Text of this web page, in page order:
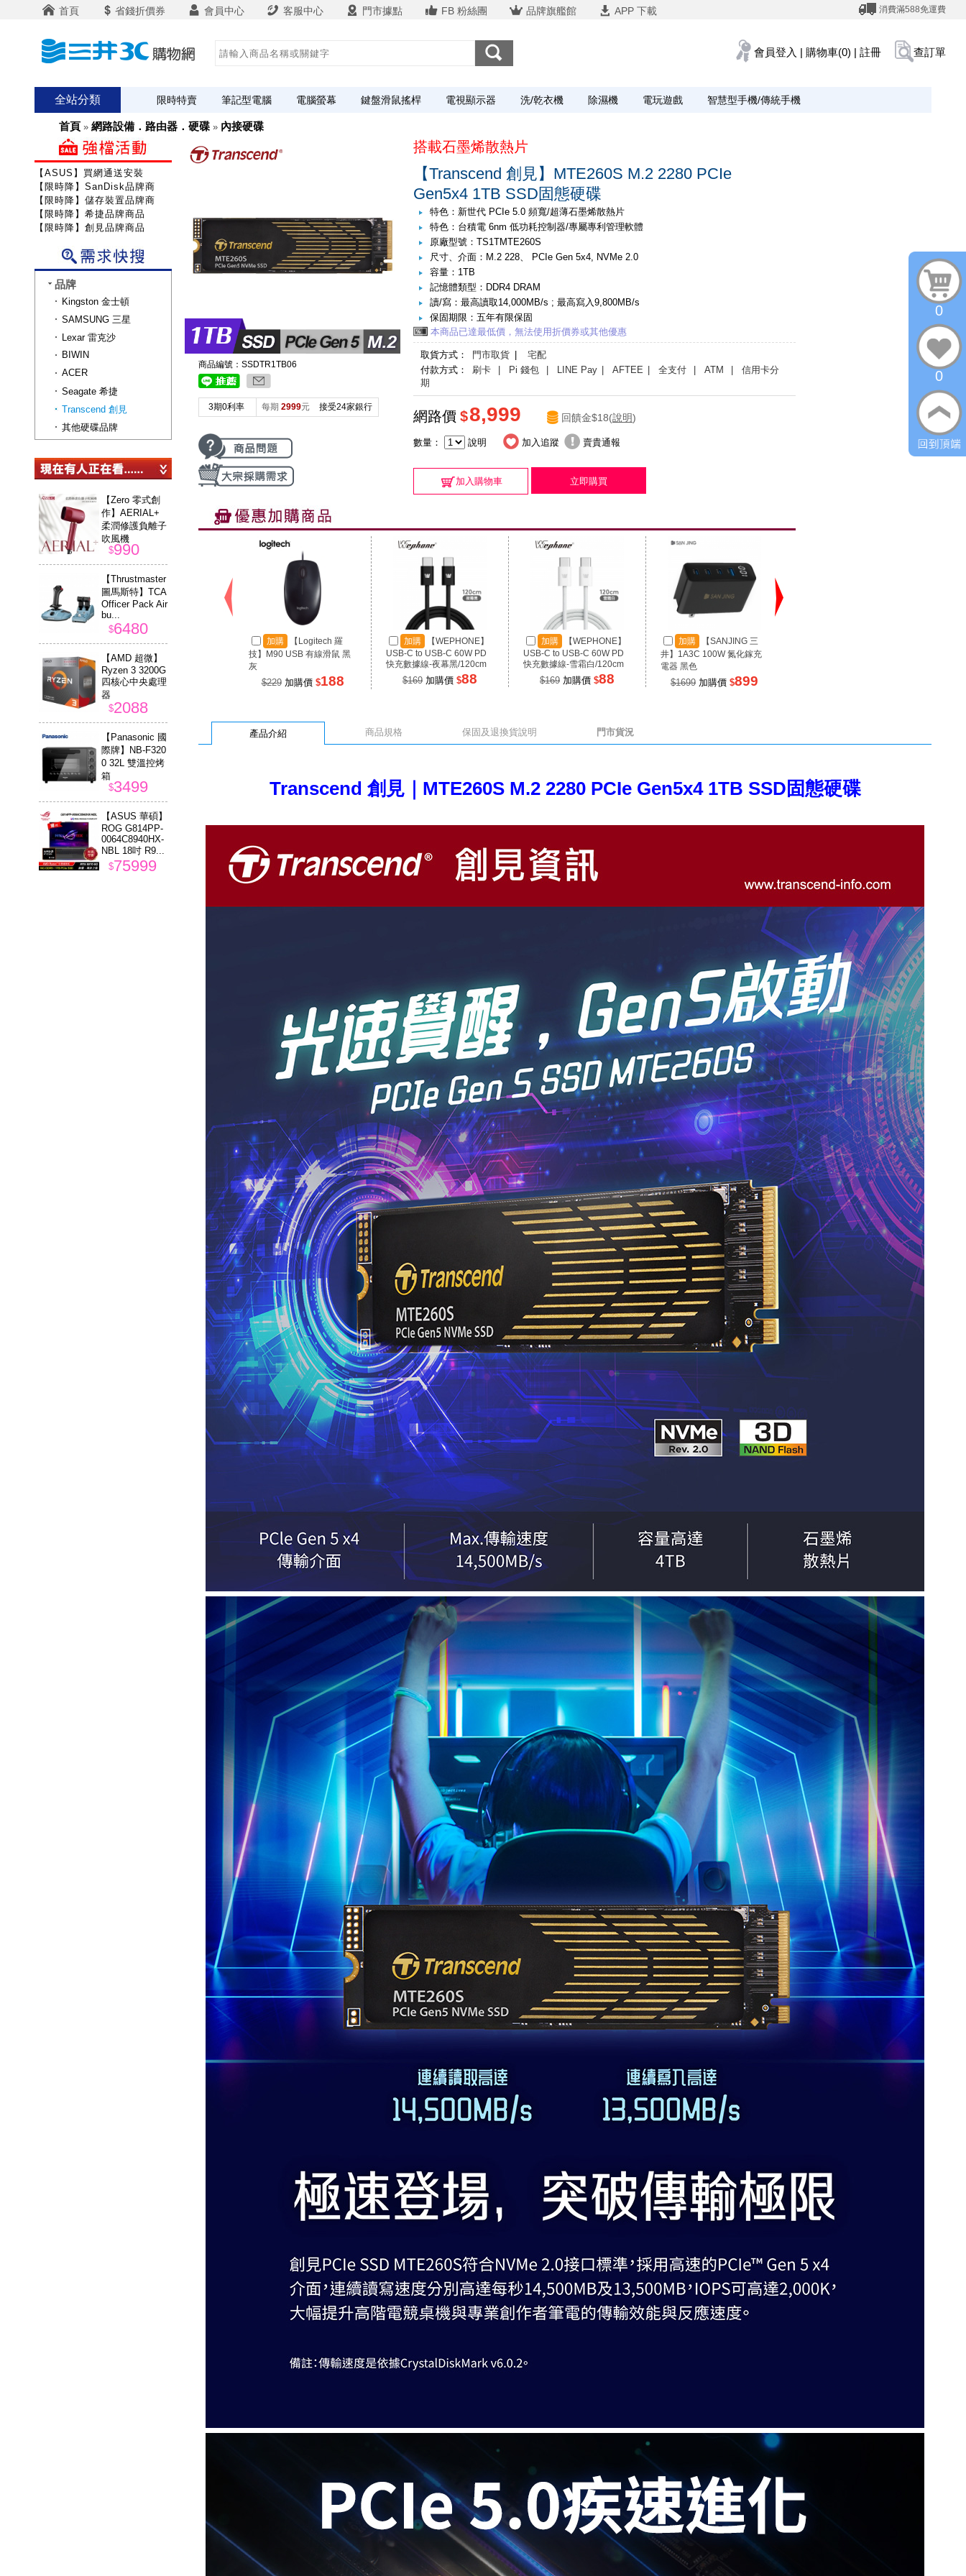
首頁 省錢折價券 會員中心 客服中心 門市據點 FB 粉絲團 品牌旗艦館 APP 下載 消費滿588免運費
會員登入 | 購物車(0) | 註冊 查訂單
全站分類 限時特賣 筆記型電腦 電腦螢幕 鍵盤滑鼠搖桿 電視顯示器 洗/乾衣機 除濕機 電玩遊戲 智慧型手機/傳統手機
首頁 » 網路設備．路由器．硬碟 » 內接硬碟
商品編號：SSDTR1TB06
3期0利率 每期 2999元 接受24家銀行
搭載石墨烯散熱片
【Transcend 創見】MTE260S M.2 2280 PCIe
Gen5x4 1TB SSD固態硬碟
特色：新世代 PCIe 5.0 頻寬/超薄石墨烯散熱片
特色：台積電 6nm 低功耗控制器/專屬專利管理軟體
原廠型號：TS1TMTE260S
尺寸、介面：M.2 228、 PCIe Gen 5x4, NVMe 2.0
容量：1TB
記憶體類型：DDR4 DRAM
讀/寫：最高讀取14,000MB/s ; 最高寫入9,800MB/s
保固期限：五年有限保固
本商品已達最低價，無法使用折價券或其他優惠
取貨方式： 門市取貨
宅配
付款方式：
刷卡 | Pi 錢包 | LINE Pay | AFTEE | 全支付 | ATM
| 信用卡分
期
網路價 $8,999 回饋金$18(說明)
數量： 說明 加入追蹤 賣貴通報
加入購物車 立即購買
加購
【Logitech 羅
技】M90 USB 有線滑鼠 黑
灰
$229加購價 $188
加購
【WEPHONE】
USB-C to USB-C 60W PD
快充數據線-夜幕黑/120cm
$169 加購價 $88
加購
【WEPHONE】
USB-C to USB-C 60W PD
快充數據線-雪霜白/120cm
$169 加購價 $88
加購
【SANJING 三
井】1A3C 100W 氮化鎵充
電器 黑色
$1699 加購價 $899
產品介紹 商品規格 保固及退換貨說明 門市貨況
Transcend 創見｜MTE260S M.2 2280 PCIe Gen5x4 1TB SSD固態硬碟
【ASUS】買網通送安裝
【限時降】SanDisk品牌商品
【限時降】儲存裝置品牌商品
【限時降】希捷品牌商品
【限時降】創見品牌商品
品牌
Kingston 金士頓
SAMSUNG 三星
Lexar 雷克沙
BIWIN
ACER
Seagate 希捷
Transcend 創見
其他硬碟品牌
【Zero 零式創
作】AERIAL+
柔潤修護負離子
吹風機
$990
【Thrustmaster
圖馬斯特】TCA
Officer Pack Air
bu...
$6480
【AMD 超微】
Ryzen 3 3200G
四核心中央處理
器
$2088
【Panasonic 國
際牌】NB-F320
0 32L 雙溫控烤
箱
$3499
【ASUS 華碩】
ROG G814PP-
0064C8940HX-
NBL 18吋 R9...
$75999
0
0